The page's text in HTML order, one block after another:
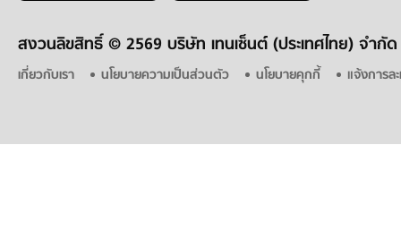
สงวนลิขสิทธิ์ © 2569 บริษัท เทนเซ็นต์ (ประเทศไทย) จำกัด
เกี่ยวกับเรา นโยบายความเป็นส่วนตัว นโยบายคุกกี้ แจ้งการล